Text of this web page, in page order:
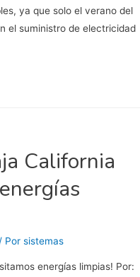
ya que solo el verano del
el suministro de electricidad
California
/ Por sistemas
energías limpias! Por: